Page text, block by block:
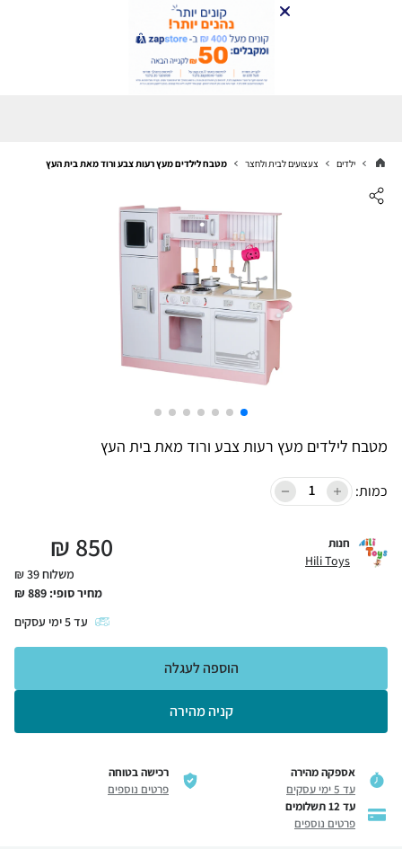
ילדים צעצועים לבית ולחצר מטבח לילדים מעץ רעות צבע ורוד מאת בית העץ
מטבח לילדים מעץ רעות צבע ורוד מאת בית העץ
כמות:
חנות
Hili Toys
850
₪
משלוח 39 ₪
מחיר סופי: 889
₪
עד5ימי עסקים
קניה מהירה
הוספה לעגלה
אספקה מהירה
עד 5 ימי עסקים
רכישה בטוחה
פרטים נוספים
עד 12 תשלומים
פרטים נוספים